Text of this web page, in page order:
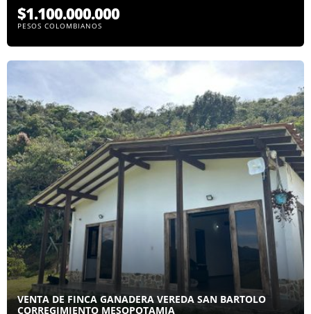
$1.100.000.000
PESOS COLOMBIANOS
VENTA DE FINCA GANADERA VEREDA SAN BARTOLO
CORREGIMIENTO MESOPOTAMIA